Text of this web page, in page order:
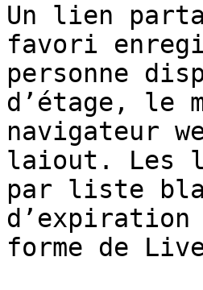
Un lien
favori
personne
d’étage, le
navigateur
laiout. Les
par liste
forme de